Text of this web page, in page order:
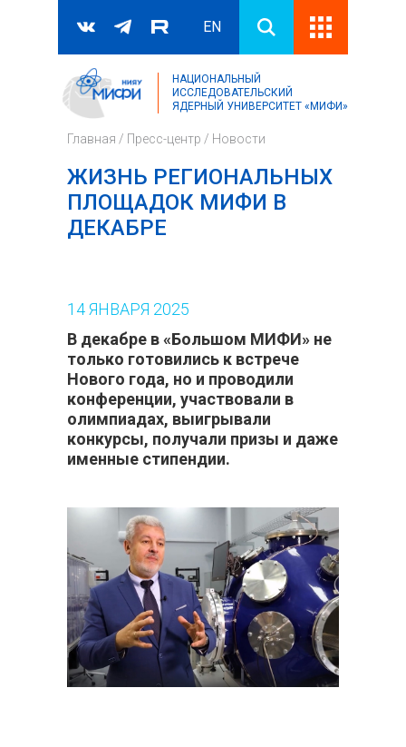
Форма поиска
Поиск
EN
НАЦИОНАЛЬНЫЙ
ИССЛЕДОВАТЕЛЬСКИЙ
ЯДЕРНЫЙ УНИВЕРСИТЕТ «МИФИ»
Главная / Пресс-центр / Новости
ЖИЗНЬ РЕГИОНАЛЬНЫХ
ПЛОЩАДОК МИФИ В
ДЕКАБРЕ
14 ЯНВАРЯ 2025
В декабре в «Большом МИФИ» не
только готовились к встрече
Нового года, но и проводили
конференции, участвовали в
олимпиадах, выигрывали
конкурсы, получали призы и даже
именные стипендии.